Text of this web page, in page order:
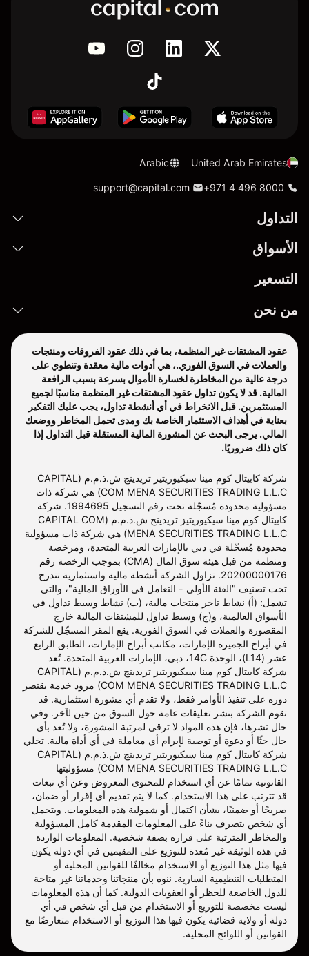
United Arab Emirates
Arabic
+971 4 496 8000
support@capital.com
التداول
الأسواق
التسعير
من نحن
عقود المشتقات غير المنظمة، بما في ذلك عقود الفروقات ومنتجات
والعملات في السوق الفوري.، هي أدوات مالية معقدة وتنطوي على
درجة عالية من المخاطرة لخسارة الأموال بسرعة بسبب الرافعة
المالية. قد لا يكون تداول عقود المشتقات غير المنظمة مناسبًا لجميع
المستثمرين. قبل الانخراط في أي أنشطة تداول، يجب عليك التفكير
بعناية في أهداف الاستثمار الخاصة بك ومدى تحمل المخاطر ووضعك
المالي. يرجى البحث عن المشورة المالية المستقلة قبل التداول إذا
كان ذلك ضروريًا.
شركة كابيتال كوم مينا سيكيوريتيز تريدينج ش.ذ.م.م (CAPITAL
COM MENA SECURITIES TRADING L.L.C) هي شركة ذات
مسؤولية محدودة مُسجّلة تحت رقم التسجيل 1994695. شركة
كابيتال كوم مينا سيكيوريتيز تريدينج ش.ذ.م.م (CAPITAL COM
MENA SECURITIES TRADING L.L.C) هي شركة ذات مسؤولية
محدودة مُسجّلة في دبي بالإمارات العربية المتحدة، ومرخصة
ومنظمة من قبل هيئة سوق المال (CMA) بموجب الرخصة رقم
20200000176. تزاول الشركة أنشطة مالية واستثمارية تندرج
تحت تصنيف "الفئة الأولى - التعامل في الأوراق المالية"، والتي
تشمل: (أ) نشاط تاجر منتجات مالية، (ب) نشاط وسيط تداول في
الأسواق العالمية، و(ج) وسيط تداول للمشتقات المالية خارج
المقصورة والعملات في السوق الفورية. يقع المقر المسجّل للشركة
في أبراج الجميرة الإمارات، مكاتب أبراج الإمارات، الطابق الرابع
عشر (L14)، الوحدة 14C، دبي، الإمارات العربية المتحدة. تُعد
شركة كابيتال كوم مينا سيكيوريتيز تريدينج ش.ذ.م.م (CAPITAL
COM MENA SECURITIES TRADING L.L.C) مزود خدمة يقتصر
دوره على تنفيذ الأوامر فقط، ولا تقدم أي مشورة استثمارية. قد
تقوم الشركة بنشر تعليقات عامة حول السوق من حين لآخر. وفي
حال نشرها، فإن هذه المواد لا ترقى لمرتبة المشورة، ولا تُعد بأي
حال حثًا أو دعوة أو توصية لإبرام أي معاملة في أي أداة مالية. تخلي
شركة كابيتال كوم مينا سيكيوريتيز تريدينج ش.ذ.م.م (CAPITAL
COM MENA SECURITIES TRADING L.L.C) مسؤوليتها
القانونية تمامًا عن أي استخدام للمحتوى المعروض وعن أي تبعات
قد تترتب على هذا الاستخدام. كما لا يتم تقديم أي إقرار أو ضمان،
صريحًا أو ضمنيًا، بشأن اكتمال أو شمولية هذه المعلومات. ويتحمل
أي شخص يتصرف بناءً على المعلومات المقدمة كامل المسؤولية
والمخاطر المترتبة على قراره بصفة شخصية. المعلومات الواردة
في هذه الوثيقة غير مُعدة للتوزيع على المقيمين في أي دولة يكون
فيها مثل هذا التوزيع أو الاستخدام مخالفًا للقوانين المحلية أو
المتطلبات التنظيمية السارية. ننوه بأن منتجاتنا وخدماتنا غير متاحة
للدول الخاضعة للحظر أو العقوبات الدولية. كما أن هذه المعلومات
ليست مخصصة للتوزيع أو الاستخدام من قبل أي شخص في أي
دولة أو ولاية قضائية يكون فيها هذا التوزيع أو الاستخدام متعارضًا مع
القوانين أو اللوائح المحلية.